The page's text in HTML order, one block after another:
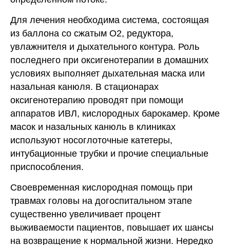
Для лечения необходима система, состоящая
из баллона со сжатым О2, редуктора,
увлажнителя и дыхательного контура. Роль
последнего при оксигенотерапии в домашних
условиях выполняет дыхательная маска или
назальная канюля. В стационарах
оксигенотерапию проводят при помощи
аппаратов ИВЛ, кислородных барокамер. Кроме
масок и назальных канюль в клиниках
используют носоглоточные катетеры,
интубационные трубки и прочие специальные
приспособления.
Своевременная кислородная помощь при
травмах головы на догоспитальном этапе
существенно увеличивает процент
выживаемости пациентов, повышает их шансы
на возвращение к нормальной жизни. Нередко